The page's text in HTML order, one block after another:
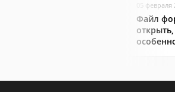
05 февраля
Файл